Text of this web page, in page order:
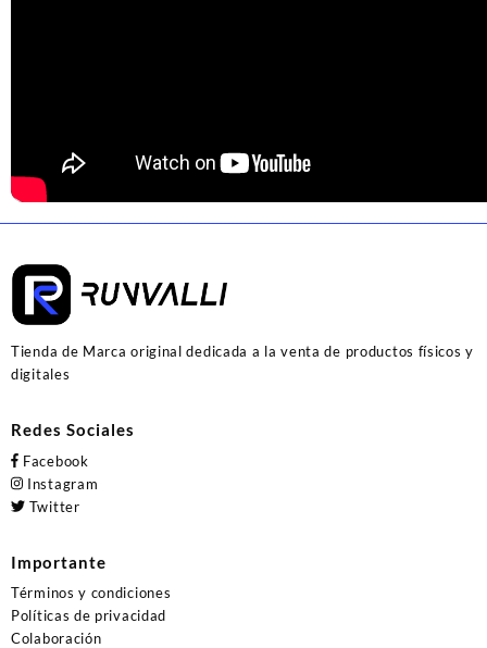
Tienda de Marca original dedicada a la venta de productos físicos y
digitales
Redes Sociales
Facebook
Instagram
Twitter
Importante
Términos y condiciones
Políticas de privacidad
Colaboración